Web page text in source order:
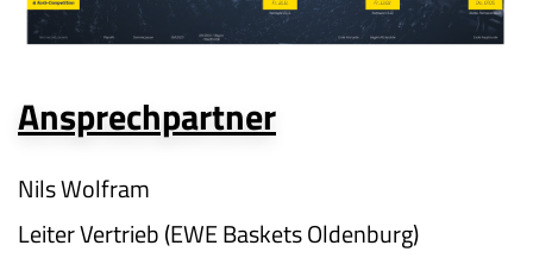
Ansprechpartner
Nils Wolfram
Leiter Vertrieb (EWE Baskets Oldenburg)